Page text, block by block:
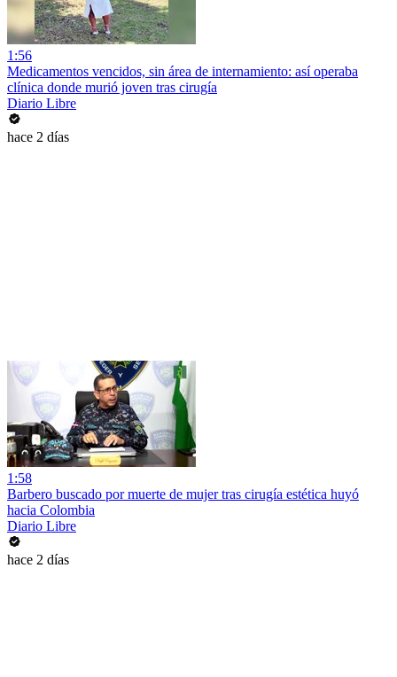
1:56
Medicamentos vencidos, sin área de internamiento: así operaba
clínica donde murió joven tras cirugía
Diario Libre
hace 2 días
1:58
Barbero buscado por muerte de mujer tras cirugía estética huyó
hacia Colombia
Diario Libre
hace 2 días